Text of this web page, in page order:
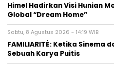
Himel Hadirkan Visi Hunian
Global “Dream Home”
Sabtu, 8 Agustus 2026 - 14:19 WIB
FAMILIARITÉ: Ketika Sinema
Sebuah Karya Puitis